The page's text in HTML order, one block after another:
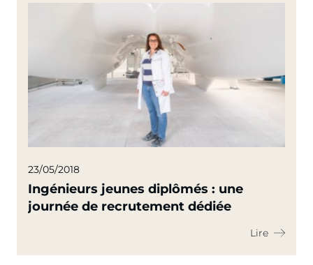
23/05/2018
Ingénieurs jeunes diplômés : une
journée de recrutement dédiée
Lire